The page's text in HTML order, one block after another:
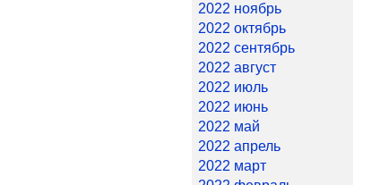
2022 ноябрь
2022 октябрь
2022 сентябрь
2022 август
2022 июль
2022 июнь
2022 май
2022 апрель
2022 март